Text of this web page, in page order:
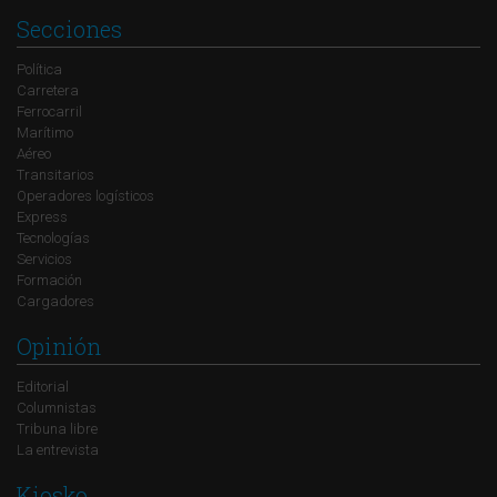
Secciones
Política
Carretera
Ferrocarril
Marítimo
Aéreo
Transitarios
Operadores logísticos
Express
Tecnologías
Servicios
Formación
Cargadores
Opinión
Editorial
Columnistas
Tribuna libre
La entrevista